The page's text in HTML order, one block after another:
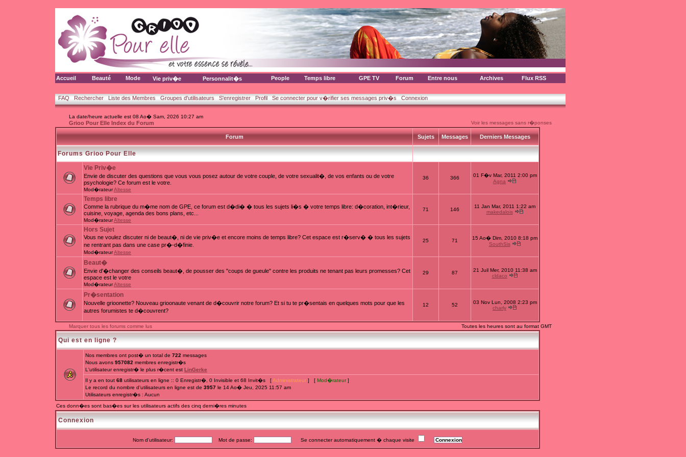
Accueil Beauté Mode Vie priv�e Personnalit�s People Temps libre GPE TV Forum Entre nous Archives Flux RSS
FAQ Rechercher Liste des Membres Groupes d'utilisateurs S'enregistrer Profil Se connecter pour v�rifier ses messages priv�s Connexion
La date/heure actuelle est 08 Ao� Sam, 2026 10:27 am
Grioo Pour Elle Index du Forum Voir les messages sans r�ponses
Forum Sujets Messages Derniers Messages
Forums Grioo Pour Elle
Vie Priv�e
Envie de discuter des questions que vous vous posez autour de votre couple, de votre sexualit�, de vos enfants ou de votre
psychologie? Ce forum est le votre.
Mod�rateurAltesse
36 366
01 F�v Mar, 2011 2:00 pm
Agna
Temps libre
Comme la rubrique du m�me nom de GPE, ce forum est d�di� � tous les sujets li�s � votre temps libre: d�coration, int�rieur,
cuisine, voyage, agenda des bons plans, etc...
Mod�rateurAltesse
71 146
11 Jan Mar, 2011 1:22 am
makedalois
Hors Sujet
Vous ne voulez discuter ni de beaut�, ni de vie priv�e et encore moins de temps libre? Cet espace est r�serv� � tous les sujets
ne rentrant pas dans une case pr�-d�finie.
Mod�rateurAltesse
25 71
15 Ao� Dim, 2010 8:18 pm
SouthSis
Beaut�
Envie d'�changer des conseils beaut�, de pousser des "coups de gueule" contre les produits ne tenant pas leurs promesses? Cet
espace est le votre
Mod�rateurAltesse
29 87
21 Juil Mer, 2010 11:38 am
cldaco
Pr�sentation
Nouvelle grioonette? Nouveau grioonaute venant de d�couvrir notre forum? Et si tu te pr�sentais en quelques mots pour que les
autres forumistes te d�couvrent?
12 52
03 Nov Lun, 2008 2:23 pm
charly
Marquer tous les forums comme lus Toutes les heures sont au format GMT
Qui est en ligne ?
Nos membres ont post� un total de 722 messages
Nous avons 957082 membres enregistr�s
L'utilisateur enregistr� le plus r�cent est LinGerke
Il y a en tout 68 utilisateurs en ligne :: 0 Enregistr�, 0 Invisible et 68 Invit�s [ Administrateur ] [ Mod�rateur]
Le record du nombre d'utilisateurs en ligne est de 3957 le 14 Ao� Jeu, 2025 11:57 am
Utilisateurs enregistr�s : Aucun
Ces donn�es sont bas�es sur les utilisateurs actifs des cinq derni�res minutes
Connexion
Nom d'utilisateur: Mot de passe: Se connecter automatiquement � chaque visite